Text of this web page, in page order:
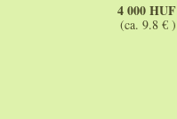
4 000 HUF
(ca. 9.8 € )